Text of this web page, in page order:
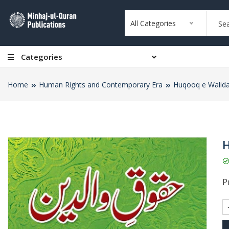
All Categories
Categories
Home Human Rights and Contemporary Era Huqooq e